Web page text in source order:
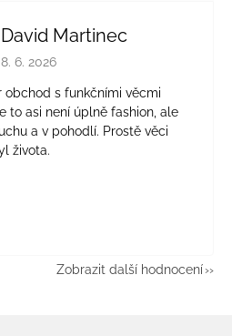
David Martinec
Hodnocení obchodu je 5 z 5 hvězdiček.
8. 6. 2026
obchod s funkčními věcmi
to asi není úplně fashion, ale
a v pohodlí. Prostě věci
života.
Zobrazit další hodnocení